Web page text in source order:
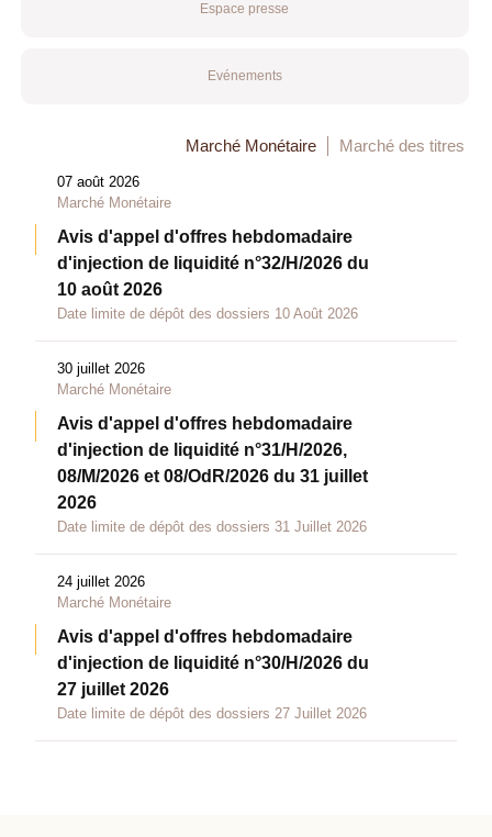
Espace presse
Evénements
Marché Monétaire Marché des titres
07 août 2026
Marché Monétaire
Avis d'appel d'offres hebdomadaire
d'injection de liquidité n°32/H/2026 du
10 août 2026
Date limite de dépôt des dossiers 10 Août 2026
30 juillet 2026
Marché Monétaire
Avis d'appel d'offres hebdomadaire
d'injection de liquidité n°31/H/2026,
08/M/2026 et 08/OdR/2026 du 31 juillet
2026
Date limite de dépôt des dossiers 31 Juillet 2026
24 juillet 2026
Marché Monétaire
Avis d'appel d'offres hebdomadaire
d'injection de liquidité n°30/H/2026 du
27 juillet 2026
Date limite de dépôt des dossiers 27 Juillet 2026